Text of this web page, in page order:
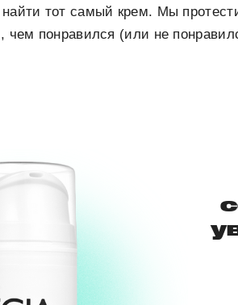
тот самый крем. Мы
чем понравился (или не